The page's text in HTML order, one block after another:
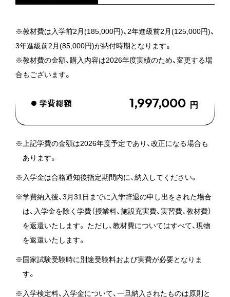
※教材費は入学前2月(185,000円)、2年進級前2月(125,000円)、
3年進級前2月(85,000円)が納付時期となります。
※教材費の金額、購入内容は2026年度実績のため、変更する場
合もございます。
学費総額 1,997,000 円
※上記学費の金額は2026年度予定であり、改正になる場合も
あります。
※入学金は合格通知後指定期間内に、納入してください。
※学費納入後、3月31日までに入学辞退の申し出をされた場合
は、入学金を除く学費（授業料、施設充実費、実習費、教材費）
を返還いたします。 ただし、教材費についてはすべて、現物
を返還いたします。
※国家試験受験時に別途受験料および実費が必要となりま
す。
※入学検定料、入学金について、一旦納入されたものは原則と